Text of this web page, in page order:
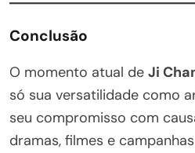
Conclusão
O momento atual de Ji
só sua versatilidade como
seu compromisso com
dramas, filmes e